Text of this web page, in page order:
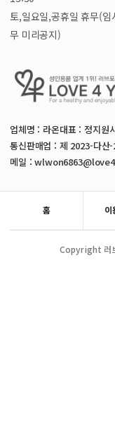
토,일요일,공휴일 휴무(임
무 미리공지)
업체명 : 라온대표 : 정지원
통신판매업 : 제 2023-다산
메일 :
홈 이
Copyright 러